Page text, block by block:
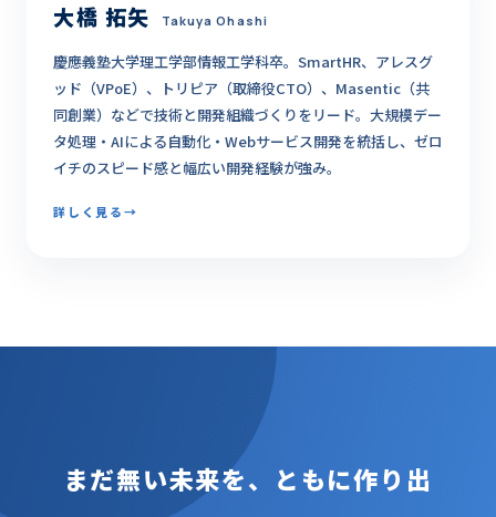
大橋 拓矢 Takuya Ohashi
慶應義塾大学理工学部情報工学科卒。SmartHR、アレスグ
ッド（VPoE）、トリピア（取締役CTO）、Masentic（共
同創業）などで技術と開発組織づくりをリード。大規模デー
タ処理・AIによる自動化・Webサービス開発を統括し、ゼロ
イチのスピード感と幅広い開発経験が強み。
詳しく見る →
まだ無い未来を、ともに作り出